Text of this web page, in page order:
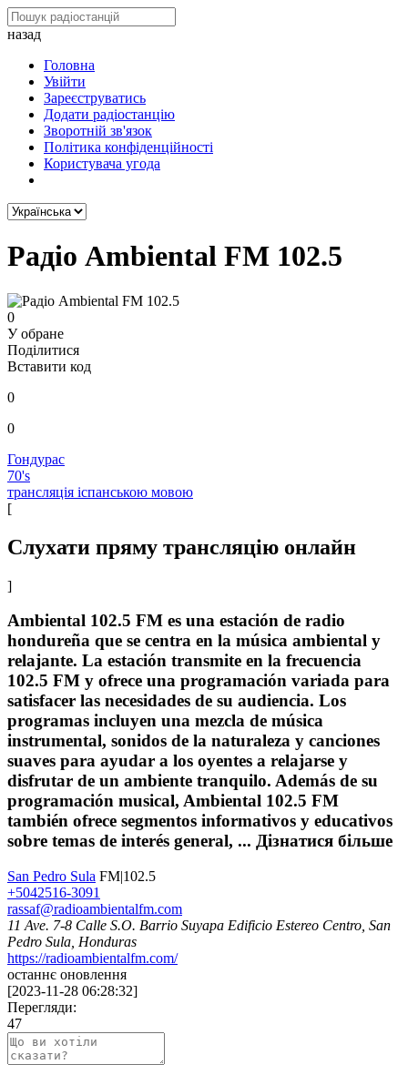
назад
Головна
Увійти
Зареєструватись
Додати радіостанцію
Зворотній зв'язок
Політика конфіденційності
Користувача угода
Радіо Ambiental FM 102.5
0
У обране
Поділитися
Вставити код
0
0
Гондурас
70's
трансляція іспанською мовою
[
Слухати пряму трансляцію онлайн
]
Ambiental 102.5 FM es una estación de radio
hondureña que se centra en la música ambiental y
relajante. La estación transmite en la frecuencia
102.5 FM y ofrece una programación variada para
satisfacer las necesidades de su audiencia. Los
programas incluyen una mezcla de música
instrumental, sonidos de la naturaleza y canciones
suaves para ayudar a los oyentes a relajarse y
disfrutar de un ambiente tranquilo. Además de su
programación musical, Ambiental 102.5 FM
también ofrece segmentos informativos y educativos
sobre temas de interés general, ... Дізнатися більше
San Pedro Sula FM|102.5
+5042516-3091
rassaf@radioambientalfm.com
11 Ave. 7-8 Calle S.O. Barrio Suyapa Edificio Estereo Centro, San
Pedro Sula, Honduras
https://radioambientalfm.com/
останнє оновлення
[2023-11-28 06:28:32]
Перегляди:
47